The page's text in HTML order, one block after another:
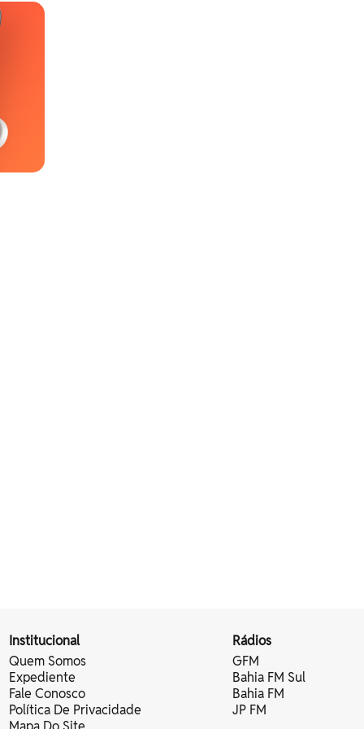
Institucional
Quem Somos
Expediente
Fale Conosco
Política De Privacidade
Rádios
GFM
Bahia FM Sul
Bahia FM
JP FM